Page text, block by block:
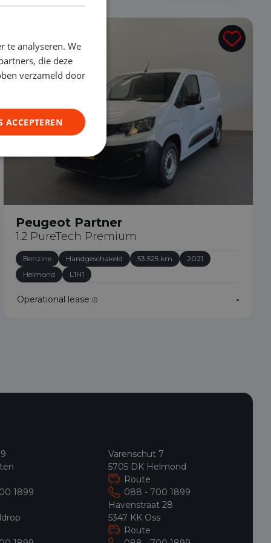
Peugeot Partner
1.2 PureTech Premium
Benzine Handgeschakeld 53.525 km
2021
Helmond
L1H1
Operational lease -
1899
Varenschut 7
5705 DK Helmond
Route
088 - 700 1899
Havenstraat 28
5347 KK Oss
Route
te analyseren. We
die deze
verzameld door
ACCEPTEREN